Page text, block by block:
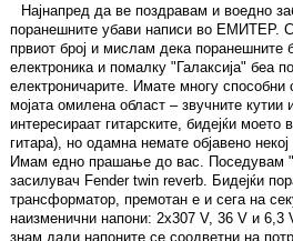
Најнапред да ве поздравам и воедно
поранешните убави написи во ЕМИТЕР.
првиот број и мислам дека поранешните
електроника и помалку "Галаксија" беа
електроничарите. Имате многу способни
мојата омилена област – звучните кутии
интересираат гитарските, бидејќи
гитара), но одамна немате објавено некој
Имам едно прашање до вас. Поседувам
засилувач Fender twin reverb. Бидејќи
трансформатор, премотан е и сега на
наизменични напони: 2x307 V, 36 V и
знам дали напоните се соодветни на